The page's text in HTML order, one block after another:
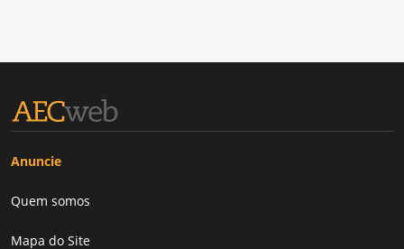
Anuncie
Quem somos
Mapa do Site